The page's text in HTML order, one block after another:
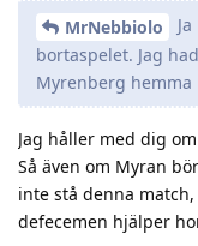
MrNebbiolo
bortaspelet. Jag
Myrenberg hemma
Jag håller med dig
Så även om Myran
inte stå denna
defecemen hjälper